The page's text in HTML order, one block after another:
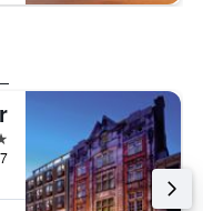
3 כוכבים